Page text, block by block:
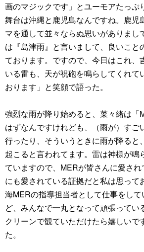
画のマジックです」とユーモアたっぷ
舞台は沖縄と鹿児島なんですね。鹿児
マを通して並々ならぬ思いがありまし
は『島津雨』と言いまして、良いこと
ております。ですので、今日はこれ、
いる雷も、天が祝砲を鳴らしてくれて
おります」と笑顔で語った。
強烈な雨が降り始めると、菜々緒は「
はずなんですけれども、（雨が）すご
行ったり、そういうときに雨が降ると
起こると言われてます。雷は神様が鳴
ていますので、MERが皆さんに愛さ
にも愛されている証拠だと私は思って
海MERの指導担当者として仕事をし
ど、みんなで一丸となって頑張ってい
クリーンで観ていただけたら嬉しいで
た。